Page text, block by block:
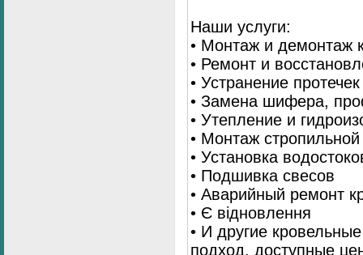
Наши услуги:
• Монтаж и демонтаж
• Ремонт и
• Устранение протечек
• Замена шифера,
• Утепление и
• Монтаж
• Установка
• Подшивка свесов
• Аварийный ремонт
• Є відновлення
• И другие
подход, доступные